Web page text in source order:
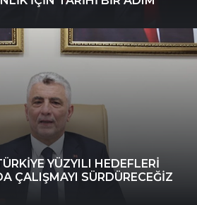
YÜZYILI HEDEFLERI
ÇALIŞMAYI SÜRDÜRECEĞIZ